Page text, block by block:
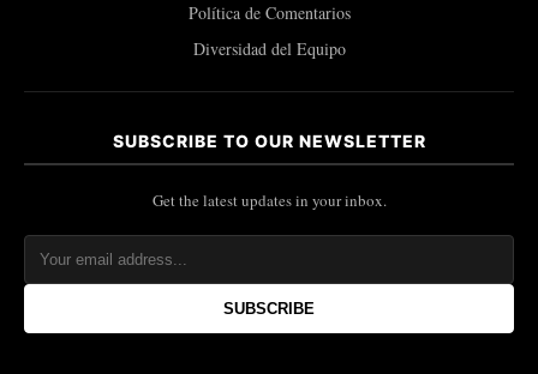
Política de Comentarios
Diversidad del Equipo
SUBSCRIBE TO OUR NEWSLETTER
Get the latest updates in your inbox.
SUBSCRIBE